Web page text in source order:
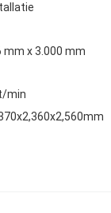
mm x 3.000 mm
min